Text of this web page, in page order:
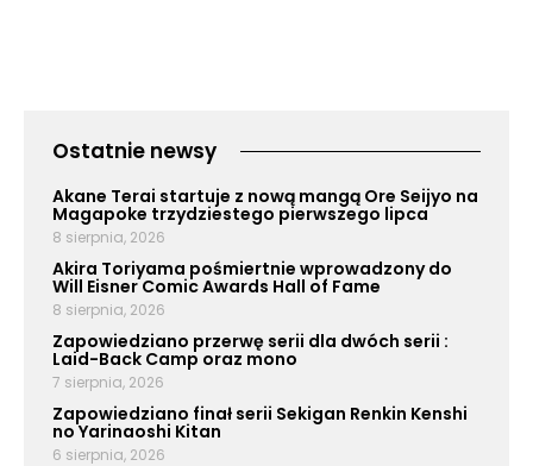
Ostatnie newsy
Akane Terai startuje z nową mangą Ore Seijyo na
Magapoke trzydziestego pierwszego lipca
8 sierpnia, 2026
Akira Toriyama pośmiertnie wprowadzony do
Will Eisner Comic Awards Hall of Fame
8 sierpnia, 2026
Zapowiedziano przerwę serii dla dwóch serii :
Laid-Back Camp oraz mono
7 sierpnia, 2026
Zapowiedziano finał serii Sekigan Renkin Kenshi
no Yarinaoshi Kitan
6 sierpnia, 2026